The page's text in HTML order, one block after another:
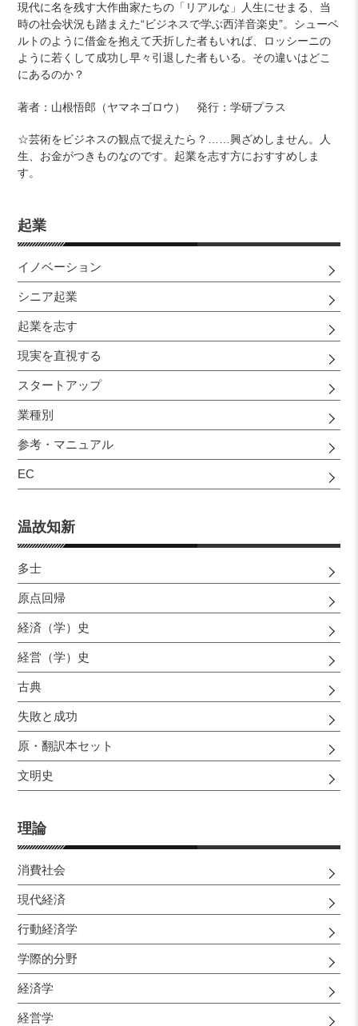
起業
イノベーション
シニア起業
起業を志す
現実を直視する
スタートアップ
業種別
参考・マニュアル
EC
温故知新
多士
原点回帰
経済（学）史
経営（学）史
古典
失敗と成功
原・翻訳本セット
文明史
理論
消費社会
現代経済
行動経済学
学際的分野
経済学
経営学
ト
に
商
品
を
加
る
現代に名を残す大作曲家たちの「リアルな」人生にせまる、当
時の社会状況も踏まえた“ビジネスで学ぶ西洋音楽史”。シューベ
ルトのように借金を抱えて夭折した者もいれば、ロッシーニの
ように若くして成功し早々引退した者もいる。その違いはどこ
にあるのか？
著者：山根悟郎（ヤマネゴロウ） 発行：学研プラス
☆芸術をビジネスの観点で捉えたら？
……興ざめしません。人
生、お金がつきものなのです。起業を志す方におすすめしま
す。